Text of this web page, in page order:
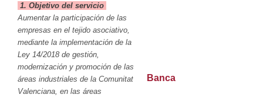
1. Objetivo del servicio
Aumentar la participación de las
empresas en el tejido asociativo,
mediante la implementación de la
Ley 14/2018 de gestión,
modernización y promoción de las
áreas industriales de la Comunitat
Valenciana, en las áreas
Banca